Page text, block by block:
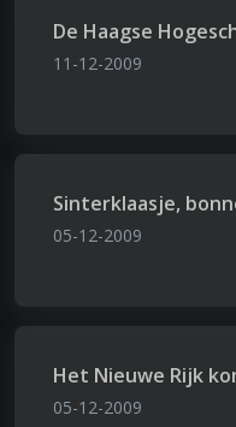
De Haagse
11-12-2009
Sinterklaasje,
05-12-2009
Het Nieuwe Rijk
05-12-2009